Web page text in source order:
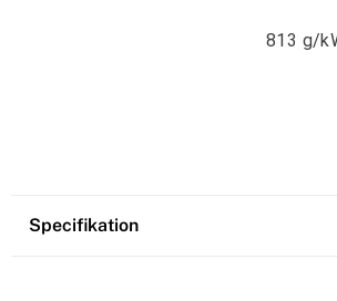
813 g/
Specifikation